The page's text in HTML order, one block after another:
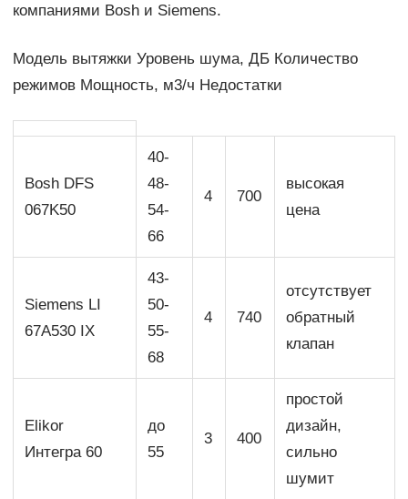
компаниями Bosh и Siemens.
Модель вытяжки Уровень шума, ДБ Количество
режимов Мощность, м3/ч Недостатки
Bosh DFS
067K50
40-
48-
54-
66
4 700
высокая
цена
Siemens LI
67A530 IX
43-
50-
55-
68
4 740
отсутствует
обратный
клапан
Elikor
Интегра 60
до
55
3 400
простой
дизайн,
сильно
шумит